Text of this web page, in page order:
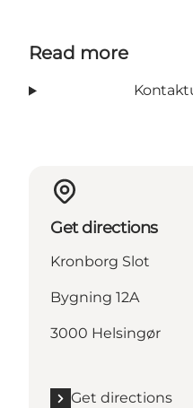
Read more
Get directions
Kronborg Slot
Bygning 12A
3000 Helsingør
Get directions